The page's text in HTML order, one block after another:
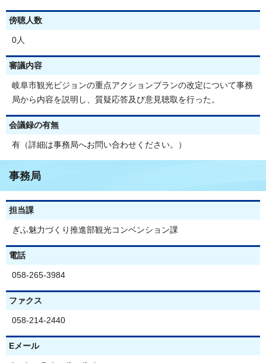
傍聴人数
0人
審議内容
岐阜市観光ビジョンの重点アクションプランの改定について事務
局から内容を説明し、質疑応答及び意見聴取を行った。
会議録の有無
有（詳細は事務局へお問い合わせください。）
事務局
担当課
ぎふ魅力づくり推進部観光コンベンション課
電話
058-265-3984
ファクス
058-214-2440
Eメール